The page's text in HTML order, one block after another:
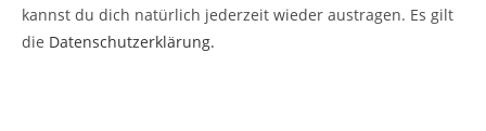
kannst du dich natürlich jederzeit wieder austragen. Es gilt
die Datenschutzerklärung.